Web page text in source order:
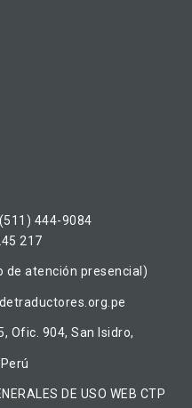
444-9084
217
de atención presencial)
Ofic. 904, San Isidro,
DE USO WEB CTP